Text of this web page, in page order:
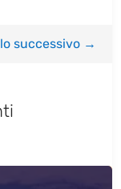
successivo→